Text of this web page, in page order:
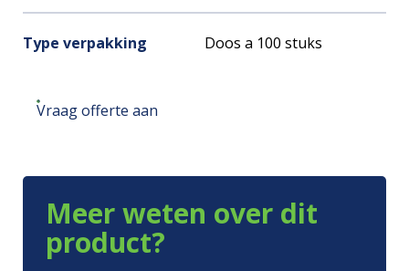
Type verpakking Doos a 100 stuks
Vraag offerte aan
Meer weten over dit
product?